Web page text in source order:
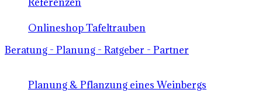
Onlineshop Tafeltrauben
Beratung - Planung - Ratgeber - Partner
Planung & Pflanzung eines Weinbergs